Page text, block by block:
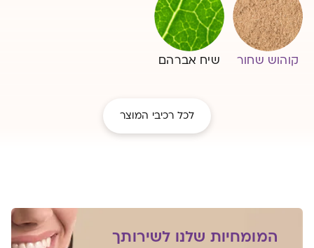
קוהוש שחור שיח אברהם
לכל רכיבי המוצר
המומחיות שלנו לשירותך